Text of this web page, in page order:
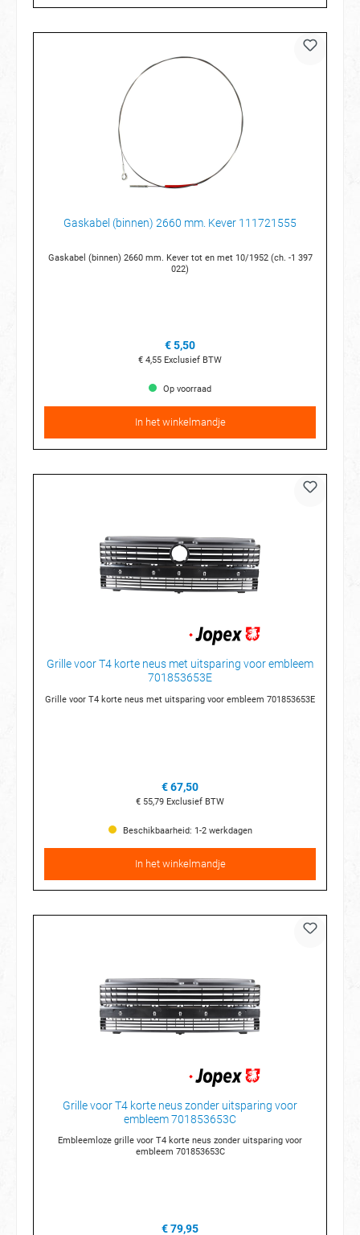
Gaskabel (binnen) 2660 mm. Kever 111721555
Gaskabel (binnen) 2660 mm. Kever tot en met 10/1952 (ch. -1 397
022)
€ 5,50
€ 4,55 Exclusief BTW
Op voorraad
In het winkelmandje
Grille voor T4 korte neus met uitsparing voor embleem
701853653E
Grille voor T4 korte neus met uitsparing voor embleem 701853653E
€ 67,50
€ 55,79 Exclusief BTW
Beschikbaarheid: 1-2 werkdagen
In het winkelmandje
Grille voor T4 korte neus zonder uitsparing voor
embleem 701853653C
Embleemloze grille voor T4 korte neus zonder uitsparing voor
embleem 701853653C
€ 79,95